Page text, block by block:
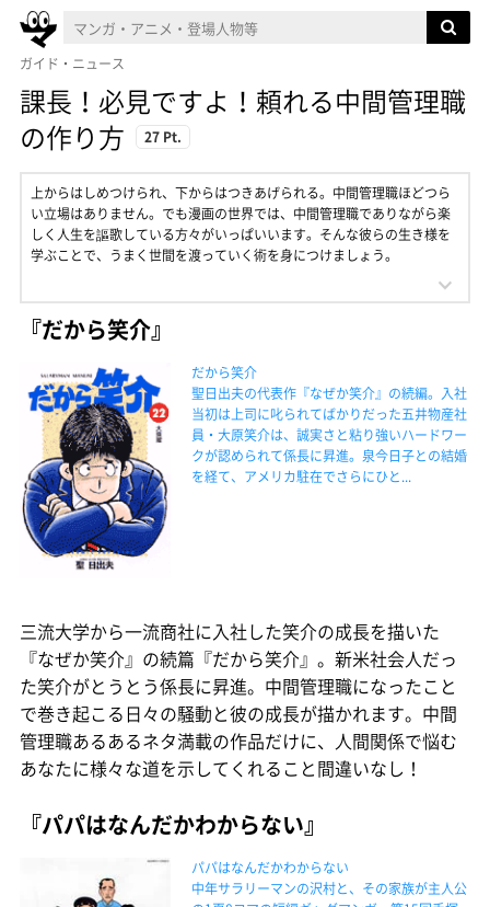
ガイド・ニュース
課長！必見ですよ！頼れる中間管理職
の作り方
27 Pt.
上からはしめつけられ、下からはつきあげられる。中間管理職ほどつら
い立場はありません。でも漫画の世界では、中間管理職でありながら楽
しく人生を謳歌している方々がいっぱいいます。そんな彼らの生き様を
学ぶことで、うまく世間を渡っていく術を身につけましょう。
『だから笑介』
だから笑介
聖日出夫の代表作『なぜか笑介』の続編。入社
当初は上司に叱られてばかりだった五井物産社
員・大原笑介は、誠実さと粘り強いハードワー
クが認められて係長に昇進。泉今日子との結婚
を経て、アメリカ駐在でさらにひと...
三流大学から一流商社に入社した笑介の成長を描いた
『なぜか笑介』の続篇『だから笑介』。新米社会人だっ
た笑介がとうとう係長に昇進。中間管理職になったこと
で巻き起こる日々の騒動と彼の成長が描かれます。中間
管理職あるあるネタ満載の作品だけに、人間関係で悩む
あなたに様々な道を示してくれること間違いなし！
『パパはなんだかわからない』
パパはなんだかわからない
中年サラリーマンの沢村と、その家族が主人公